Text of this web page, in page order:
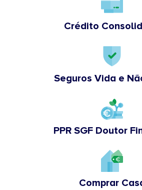
Crédito
Seguros Vida e
PPR SGF Doutor
Comprar